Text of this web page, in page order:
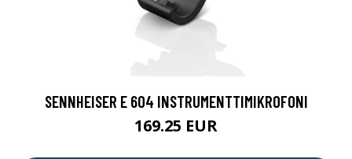
SENNHEISER E 604 INSTRUMENTTIMIKROFONI
169.25 EUR